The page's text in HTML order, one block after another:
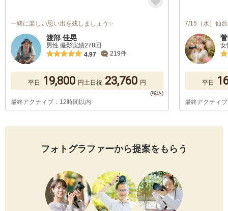
一緒に楽しい思い出を残しましょう✨
渡部 佳晃
男性 撮影実績278回
4.97
219件
平日 19,800 円土日祝 23,760 円
最終アクティブ：12時間以内
7/15（水）仙
女
平日
最終アクティ
フォトグラファーから提案をもらう